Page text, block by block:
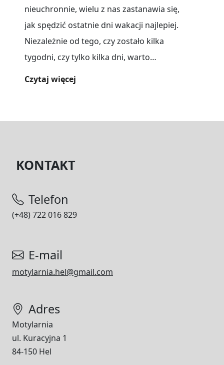
nieuchronnie, wielu z nas zastanawia się,
jak spędzić ostatnie dni wakacji najlepiej.
Niezależnie od tego, czy zostało kilka
tygodni, czy tylko kilka dni, warto
Czytaj więcej
KONTAKT
Telefon
(+48) 722 016 829
E-mail
motylarnia.hel@gmail.com
Adres
Motylarnia
ul. Kuracyjna 1
84-150 Hel